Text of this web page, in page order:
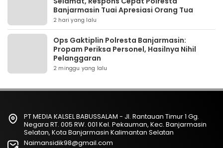
Banjarmasin Tuai Apresiasi Orang Tua
2 hari yang lalu
Ops Gaktiplin Polresta Banjarmasin:
Propam Periksa Personel, Hasilnya Nihil
Pelanggaran
2 minggu yang lalu
PT MEDIA KALSEL BABUSSALAM - Jl. Rantauan Timur 1 Gg.
Negara RT. 005 RW. 001 Kel. Pekauman, Kec. Banjarmasin
Selatan, Kota Banjarmasin Kalimantan Selatan
Naimansidik98@gmail.com